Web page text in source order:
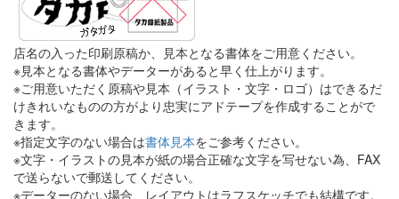
店名の入った印刷原稿か、見本となる書体をご用意ください。
※見本となる書体やデーターがあると早く仕上がります。
※ご用意いただく原稿や見本（イラスト・文字・ロゴ）はできるだ
けきれいなものの方がより忠実にアドテープを作成することがで
きます。
※指定文字のない場合は書体見本をご参考ください。
※文字・イラストの見本が紙の場合正確な文字を写せない為、FAX
で送らないで郵送してください。
※データーのない場合、レイアウトはラフスケッチでも結構です。